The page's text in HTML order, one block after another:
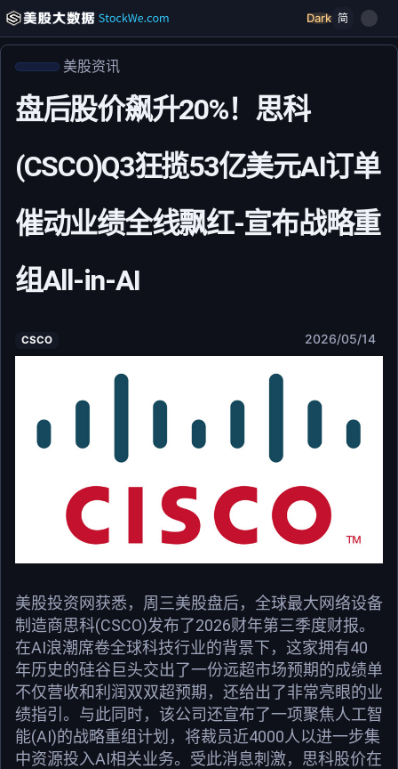
Dark 简
美股资讯
盘后股价飙升20%！思科
(CSCO)Q3狂揽53亿美元AI订单
催动业绩全线飘红-宣布战略重
组All-in-AI
CSCO 2026/05/14
美股投资网获悉，周三美股盘后，全球最大网络设备
制造商思科(CSCO)发布了2026财年第三季度财报。
在AI浪潮席卷全球科技行业的背景下，这家拥有40
年历史的硅谷巨头交出了一份远超市场预期的成绩单
不仅营收和利润双双超预期，还给出了非常亮眼的业
绩指引。与此同时，该公司还宣布了一项聚焦人工智
能(AI)的战略重组计划，将裁员近4000人以进一步集
中资源投入AI相关业务。受此消息刺激，思科股价在